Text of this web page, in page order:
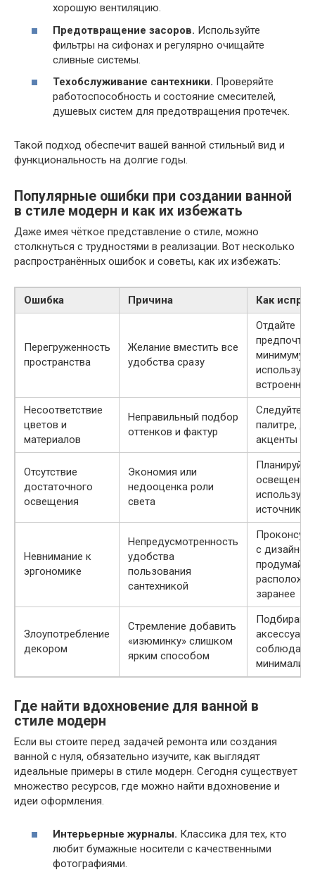
хорошую вентиляцию.
Предотвращение засоров. Используйте
фильтры на сифонах и регулярно очищайте
сливные системы.
Техобслуживание сантехники. Проверяйте
работоспособность и состояние смесителей,
душевых систем для предотвращения протечек.
Такой подход обеспечит вашей ванной стильный вид и
функциональность на долгие годы.
Популярные ошибки при создании ванной
в стиле модерн и как их избежать
Даже имея чёткое представление о стиле, можно
столкнуться с трудностями в реализации. Вот несколько
распространённых ошибок и советы, как их избежать:
Ошибка Причина Как
Перегруженность
пространства
Желание вместить все
удобства сразу
Отдайте
минимуму,
Несоответствие
цветов и
материалов
Неправильный подбор
оттенков и фактур
Следуйте
палитре,
акценты
Отсутствие
достаточного
освещения
Экономия или
недооценка роли
света
Планируйте
освещение
источники
Невнимание к
эргономике
Непредусмотренность
удобства
пользования
сантехникой
с
продумайте
заранее
Злоупотребление
декором
Стремление добавить
«изюминку» слишком
ярким способом
Подбирайте
Где найти вдохновение для ванной в
стиле модерн
Если вы стоите перед задачей ремонта или создания
ванной с нуля, обязательно изучите, как выглядят
идеальные примеры в стиле модерн. Сегодня существует
множество ресурсов, где можно найти вдохновение и
идеи оформления.
Интерьерные журналы. Классика для тех, кто
любит бумажные носители с качественными
фотографиями.